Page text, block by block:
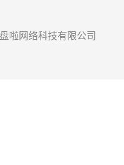
啦网络科技有限公司